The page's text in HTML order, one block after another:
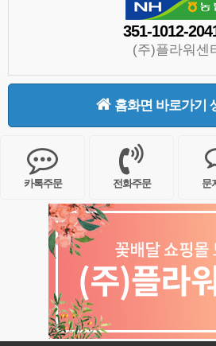
351-1012-
(주)플라워센
홈화면 바로가기
카톡주문 전화주문 문